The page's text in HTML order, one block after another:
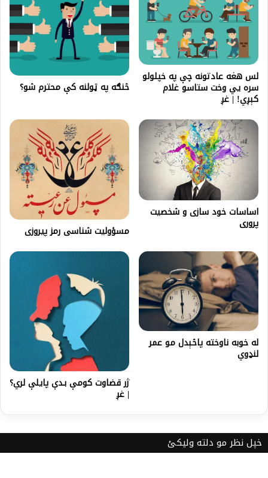
لس هغه عادتونه چې په خپلولو
سره یي وخت ستاسو غلام
کېږي! | غږ
څنګه په ټولنه کې محترم شو؟
اساسات خود سازى و شخصيت
پرورى مسؤولیت شناسی رمز پیروزی
له خوبه ناوخته پاڅېدل مو عمر
لنډوي
ژر قضاوت کومې بـدې پایلې لري؟
| غږ
خپل نظر مو دلته ولیکئ